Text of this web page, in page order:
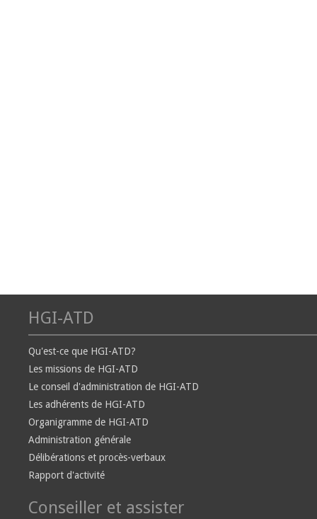
HGI-ATD
Qu'est-ce que HGI-ATD?
Les missions de HGI-ATD
Le conseil d'administration de HGI-ATD
Les adhérents de HGI-ATD
Organigramme de HGI-ATD
Administration générale
Délibérations et procès-verbaux
Rapport d'activité
Conseiller et assister